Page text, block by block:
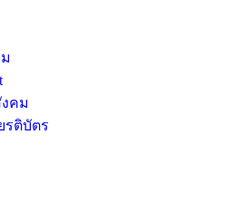
คม
รติบัตร